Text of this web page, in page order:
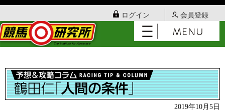
ログイン 会員登録
2019年10月5日